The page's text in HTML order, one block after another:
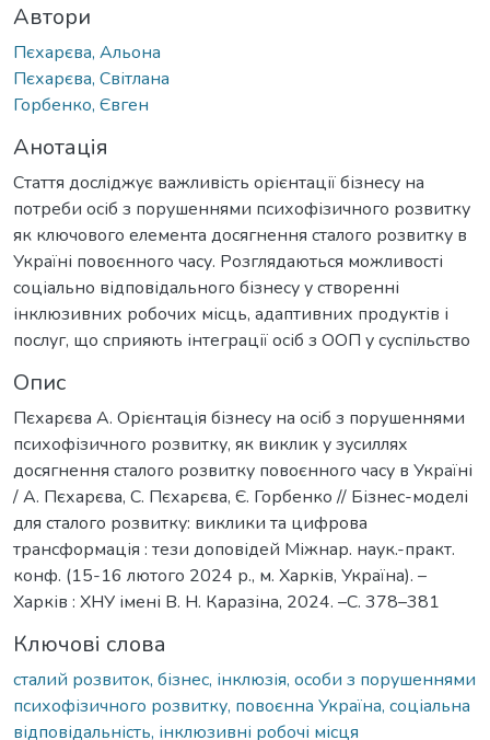
Автори
Пєхарєва, Альона
Пєхарєва, Світлана
Горбенко, Євген
Анотація
Стаття досліджує важливість орієнтації бізнесу на
потреби осіб з порушеннями психофізичного розвитку
як ключового елемента досягнення сталого розвитку в
Україні повоєнного часу. Розглядаються можливості
соціально відповідального бізнесу у створенні
інклюзивних робочих місць, адаптивних продуктів і
послуг, що сприяють інтеграції осіб з ООП у суспільство
Опис
Пєхарєва А. Орієнтація бізнесу на осіб з порушеннями
психофізичного розвитку, як виклик у зусиллях
досягнення сталого розвитку повоєнного часу в Україні
/ А. Пєхарєва, С. Пєхарєва, Є. Горбенко // Бізнес-моделі
для сталого розвитку: виклики та цифрова
трансформація : тези доповідей Міжнар. наук.-практ.
конф. (15-16 лютого 2024 р., м. Харків, Україна). –
Харків : ХНУ імені В. Н. Каразіна, 2024. –С. 378–381
Ключові слова
сталий розвиток, бізнес, інклюзія, особи з порушеннями
психофізичного розвитку, повоєнна Україна, соціальна
відповідальність, інклюзивні робочі місця